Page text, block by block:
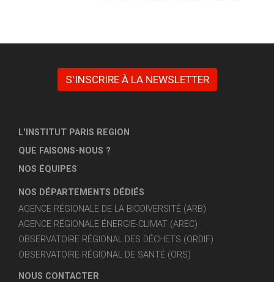
S'INSCRIRE À LA NEWSLETTER
L'INSTITUT PARIS REGION
QUE FAISONS-NOUS ?
NOS ÉQUIPES
NOS DÉPARTEMENTS DÉDIÉS
AGENCE RÉGIONALE DE LA BIODIVERSITÉ (ARB)
AGENCE RÉGIONALE ÉNERGIE-CLIMAT (AREC)
OBSERVATOIRE RÉGIONAL DES DÉCHETS (ORDIF)
OBSERVATOIRE RÉGIONAL DE SANTÉ (ORS)
NOUS CONTACTER